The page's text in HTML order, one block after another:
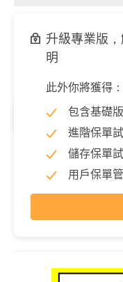
升級專業版
明
此外你將獲得：
包含基礎
進階保單
儲存保單
用戶保單